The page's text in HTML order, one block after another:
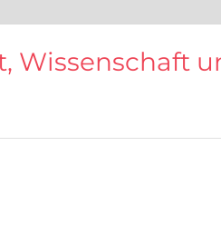
Wissenschaft